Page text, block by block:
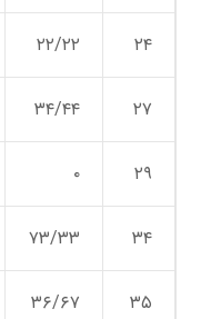
۲۴ ۲۲/۲۲
۲۷ ۳۴/۴۴
۲۹ ۰
۳۴ ۷۳/۳۳
۳۵ ۳۶/۶۷